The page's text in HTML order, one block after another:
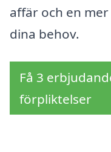
affär och en
dina behov.
Få 3
förpliktelser